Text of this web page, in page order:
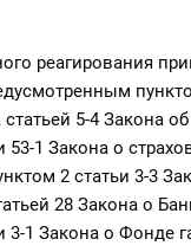
реагирования
5-4 Закона
53-1 Закона о
2 статьи 3-3
28 Закона о
3-1 Закона о Фонде